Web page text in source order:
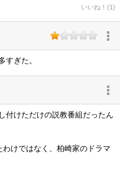
いいね！(1)
すぎた。
付けただけの説教番組だったん
けではなく、柏崎家のドラマ